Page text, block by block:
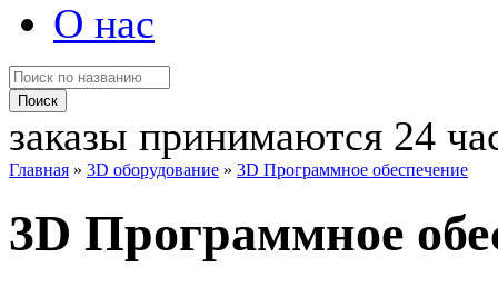
О нас
заказы принимаются 24
Главная » 3D оборудование » 3D Программное обеспечение
3D Программное